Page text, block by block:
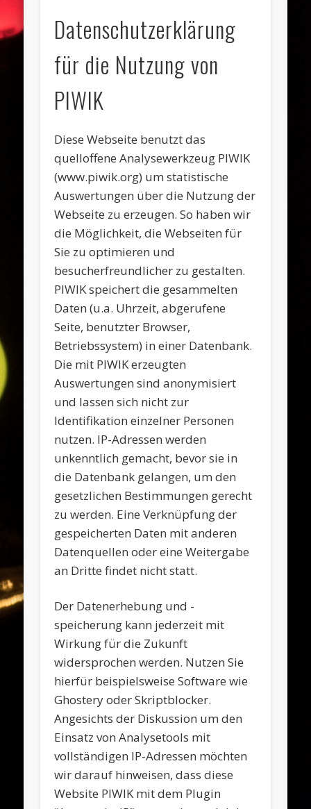
Datenschutzerklärung
für die Nutzung von
PIWIK
Diese Webseite benutzt das
quelloffene Analysewerkzeug PIWIK
(www.piwik.org) um statistische
Auswertungen über die Nutzung der
Webseite zu erzeugen. So haben wir
die Möglichkeit, die Webseiten für
Sie zu optimieren und
besucherfreundlicher zu gestalten.
PIWIK speichert die gesammelten
Daten (u.a. Uhrzeit, abgerufene
Seite, benutzter Browser,
Betriebssystem) in einer Datenbank.
Die mit PIWIK erzeugten
Auswertungen sind anonymisiert
und lassen sich nicht zur
Identifikation einzelner Personen
nutzen. IP-Adressen werden
unkenntlich gemacht, bevor sie in
die Datenbank gelangen, um den
gesetzlichen Bestimmungen gerecht
zu werden. Eine Verknüpfung der
gespeicherten Daten mit anderen
Datenquellen oder eine Weitergabe
an Dritte findet nicht statt.
Der Datenerhebung und -
speicherung kann jederzeit mit
Wirkung für die Zukunft
widersprochen werden. Nutzen Sie
hierfür beispielsweise Software wie
Ghostery oder Skriptblocker.
Angesichts der Diskussion um den
Einsatz von Analysetools mit
vollständigen IP-Adressen möchten
wir darauf hinweisen, dass diese
Website PIWIK mit dem Plugin